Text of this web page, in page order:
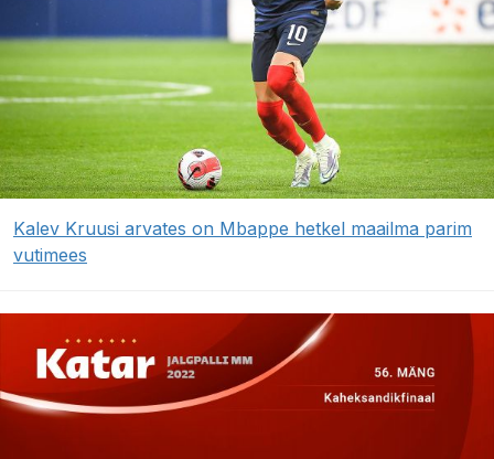
Kalev Kruusi arvates on Mbappe hetkel maailma parim
vutimees